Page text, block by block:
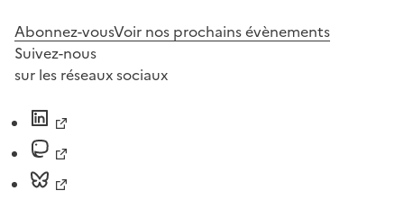
Abonnez-vousVoir nos prochains évènements
Suivez-nous
sur les réseaux sociaux